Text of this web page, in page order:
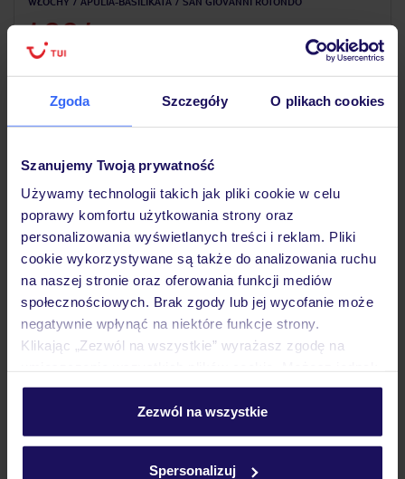
Zgoda Szczegóły O plikach cookies
Szanujemy Twoją prywatność
Używamy technologii takich jak pliki cookie w celu
poprawy komfortu użytkowania strony oraz
personalizowania wyświetlanych treści i reklam. Pliki
cookie wykorzystywane są także do analizowania ruchu
na naszej stronie oraz oferowania funkcji mediów
społecznościowych. Brak zgody lub jej wycofanie może
negatywnie wpłynąć na niektóre funkcje strony.
Klikając „Zezwól na wszystkie” wyrażasz zgodę na
personalizować swój wybór wchodząc w zakładkę
Szczegółowe informacje o plikach cookie znajdziesz
Zezwól na wszystkie
Spersonalizuj
1 904
Śniadanie
1042 opinie
WŁOCHY APULIA-BASILIKATA TORRE A MARE